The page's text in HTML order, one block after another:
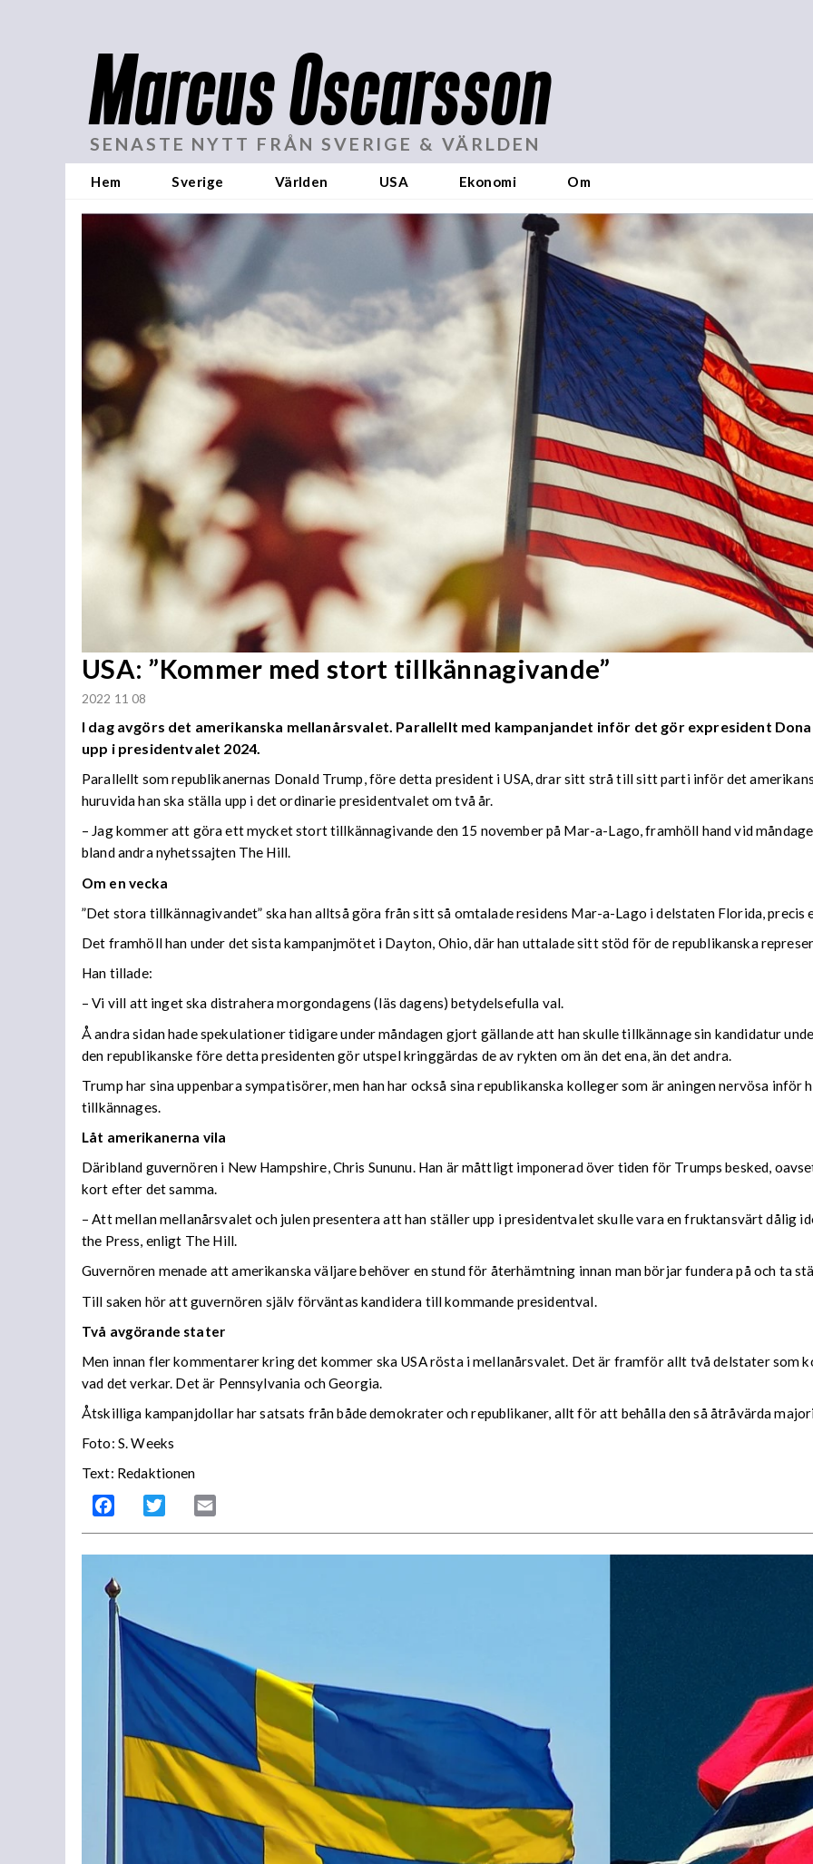
Marcus Oscarsson
SENASTE NYTT FRÅN SVERIGE & VÄRLDEN
Hem Sverige Världen USA Ekonomi Om
USA: ”Kommer med stort tillkännagivande”
2022 11 08
I dag avgörs det amerikanska mellanårsvalet. Parallellt med kampanjandet inför det gör expresident
upp i presidentvalet 2024.
Parallellt som republikanernas Donald Trump, före detta president i USA, drar sitt strå till sitt parti inför det
huruvida han ska ställa upp i det ordinarie presidentvalet om två år.
– Jag kommer att göra ett mycket stort tillkännagivande den 15 november på Mar-a-Lago, framhöll hand vid
bland andra nyhetssajten The Hill.
Om en vecka
”Det stora tillkännagivandet” ska han alltså göra från sitt så omtalade residens Mar-a-Lago i delstaten Florida, precis
Det framhöll han under det sista kampanjmötet i Dayton, Ohio, där han uttalade sitt stöd för de republikanska
Han tillade:
– Vi vill att inget ska distrahera morgondagens (läs dagens) betydelsefulla val.
Å andra sidan hade spekulationer tidigare under måndagen gjort gällande att han skulle tillkännage sin kandidatur
den republikanske före detta presidenten gör utspel kringgärdas de av rykten om än det ena, än det andra.
Trump har sina uppenbara sympatisörer, men han har också sina republikanska kolleger som är aningen nervösa inför
tillkännages.
Låt amerikanerna vila
Däribland guvernören i New Hampshire, Chris Sununu. Han är måttligt imponerad över tiden för Trumps besked,
kort efter det samma.
– Att mellan mellanårsvalet och julen presentera att han ställer upp i presidentvalet skulle vara en fruktansvärt dålig
the Press, enligt The Hill.
Guvernören menade att amerikanska väljare behöver en stund för återhämtning innan man börjar fundera på och ta
Till saken hör att guvernören själv förväntas kandidera till kommande presidentval.
Två avgörande stater
Men innan fler kommentarer kring det kommer ska USA rösta i mellanårsvalet. Det är framför allt två delstater som
vad det verkar. Det är Pennsylvania och Georgia.
Åtskilliga kampanjdollar har satsats från både demokrater och republikaner, allt för att behålla den så åtråvärda
Foto: S. Weeks
Text: Redaktionen
Facebook Twitter